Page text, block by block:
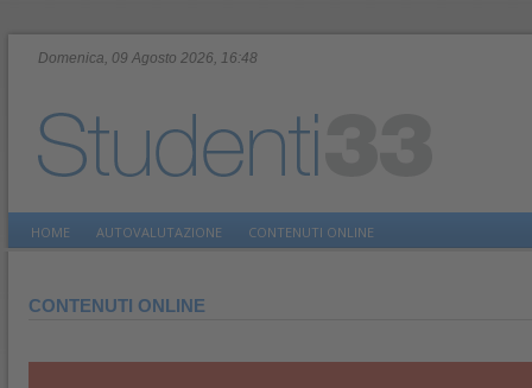
Domenica, 09 Agosto 2026, 16:48
HOME AUTOVALUTAZIONE CONTENUTI ONLINE
CONTENUTI ONLINE